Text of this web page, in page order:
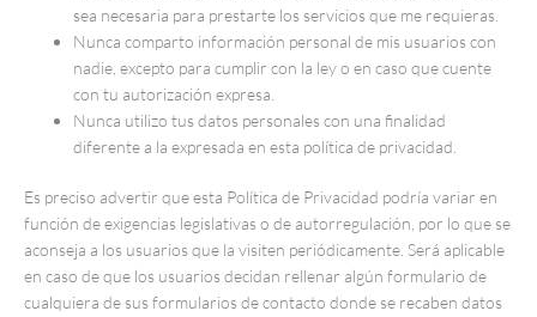
sea necesaria para prestarte los servicios que me requieras.
Nunca comparto información personal de mis usuarios con
nadie, excepto para cumplir con la ley o en caso que cuente
con tu autorización expresa.
Nunca utilizo tus datos personales con una finalidad
diferente a la expresada en esta política de privacidad.
Es preciso advertir que esta Política de Privacidad podría variar en
función de exigencias legislativas o de autorregulación, por lo que se
aconseja a los usuarios que la visiten periódicamente. Será aplicable
en caso de que los usuarios decidan rellenar algún formulario de
cualquiera de sus formularios de contacto donde se recaben datos